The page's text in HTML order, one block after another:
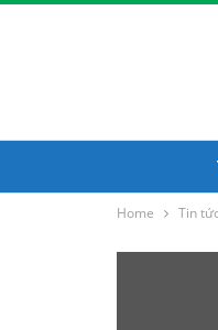
Home Tin tức